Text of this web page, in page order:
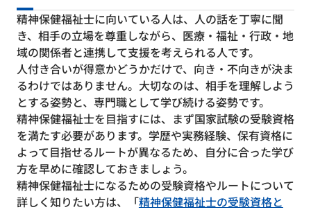
精神保健福祉士に向いている人は、人の話を丁寧に聞
き、相手の立場を尊重しながら、医療・福祉・行政・地
域の関係者と連携して支援を考えられる人です。
人付き合いが得意かどうかだけで、向き・不向きが決ま
るわけではありません。大切なのは、相手を理解しよう
とする姿勢と、専門職として学び続ける姿勢です。
精神保健福祉士を目指すには、まず国家試験の受験資格
を満たす必要があります。学歴や実務経験、保有資格に
よって目指せるルートが異なるため、自分に合った学び
方を早めに確認しておきましょう。
精神保健福祉士になるための受験資格やルートについて
詳しく知りたい方は、「精神保健福祉士の受験資格と